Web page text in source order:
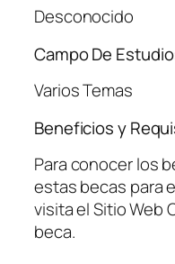
Desconocido
Campo De
Varios Temas
Beneficios y
Para conocer los
estas becas para
visita el Sitio Web
beca.